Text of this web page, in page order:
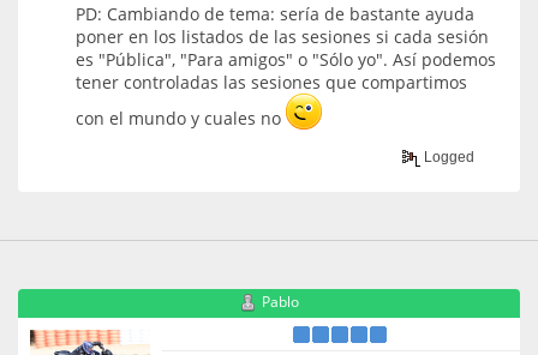
PD: Cambiando de tema: sería de bastante ayuda
poner en los listados de las sesiones si cada sesión
es "Pública", "Para amigos" o "Sólo yo". Así podemos
tener controladas las sesiones que compartimos
con el mundo y cuales no
Logged
Pablo